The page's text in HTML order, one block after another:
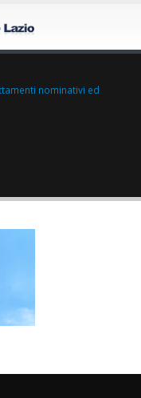
nominativi ed